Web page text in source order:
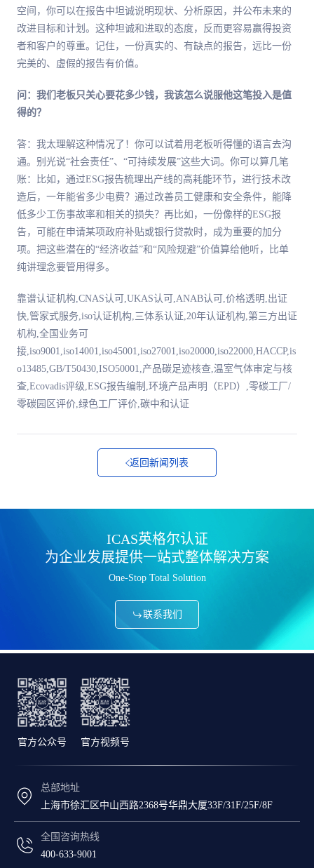
空间，你可以在报告中坦诚说明现状、分析原因，并公布未来的
改进目标和计划。这种坦诚和进取的态度，反而更容易赢得投资
者和客户的尊重。记住，一份真实的、有缺点的报告，远比一份
完美的、虚假的报告有价值。
问：我们老板只关心要花多少钱，我该怎么说服他这笔投入是值
得的？
答：我太理解这种情况了！你可以试着用老板听得懂的语言去沟
通。别光说“社会责任”、“可持续发展”这些大词。你可以算几笔
账：比如，通过ESG报告梳理出产线的高耗能环节，进行技术改
造后，一年能省多少电费？通过改善员工健康和安全条件，能降
低多少工伤事故率和相关的损失？再比如，一份像样的ESG报
告，可能在申请某项政府补贴或银行贷款时，成为重要的加分
项。把这些潜在的“经济收益”和“风险规避”价值算给他听，比单
纯讲理念要管用得多。
靠谱认证机构,CNAS认可,UKAS认可,ANAB认可,价格透明,出证
快,管家式服务,iso认证机构,三体系认证,20年认证机构,第三方出证
机构,全国业务可
接,iso9001,iso14001,iso45001,iso27001,iso20000,iso22000,HACCP,is
o13485,GB/T50430,ISO50001,产品碳足迹核查,温室气体审定与核
查,Ecovadis评级,ESG报告编制,环境产品声明（EPD）,零碳工厂/
零碳园区评价,绿色工厂评价,碳中和认证
返回新闻列表
ICAS英格尔认证
为企业发展提供一站式整体解决方案
One-Stop Total Solution
联系我们
官方公众号 官方视频号
总部地址
上海市徐汇区中山西路2368号华鼎大厦33F/31F/25F/8F
全国咨询热线
400-633-9001